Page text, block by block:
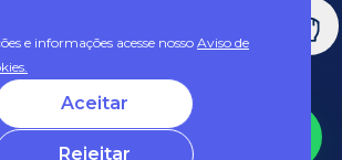
e informações acesse nosso Aviso de
Aceitar
Rejeitar
Privacidade de Dados e LGPD, entre em
(encarregado de dados) via e-mail: